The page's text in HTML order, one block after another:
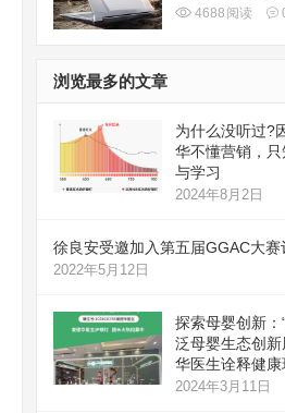
4688 阅读
浏览最多的文章
为什么没听过?
华不懂营销，只
与学习
2024年8月2日
徐良安受邀加入第五届GGAC大赛
2022年5月12日
探索母婴创新：
泛母婴生态创新
华医生诠释健
2024年3月11日